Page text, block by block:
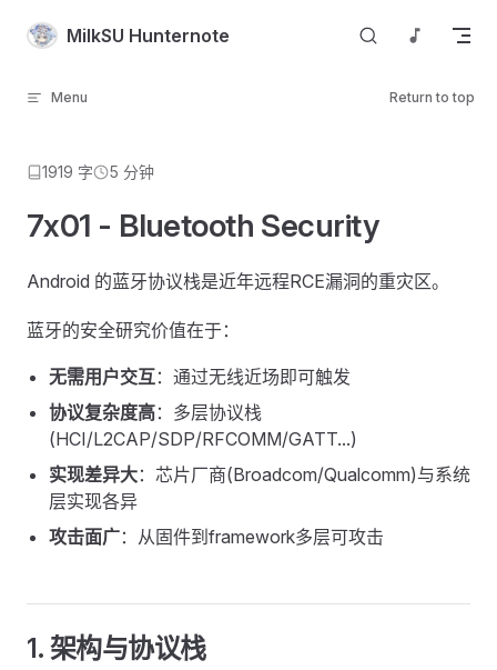
Skip to content
MilkSU Hunternote
Menu Return to top
1919 字 5 分钟
7x01 - Bluetooth Security
Android 的蓝牙协议栈是近年远程RCE漏洞的重灾区。
蓝牙的安全研究价值在于：
无需用户交互：通过无线近场即可触发
协议复杂度高：多层协议栈
(HCI/L2CAP/SDP/RFCOMM/GATT...)
实现差异大：芯片厂商(Broadcom/Qualcomm)与系统
层实现各异
攻击面广：从固件到framework多层可攻击
1. 架构与协议栈